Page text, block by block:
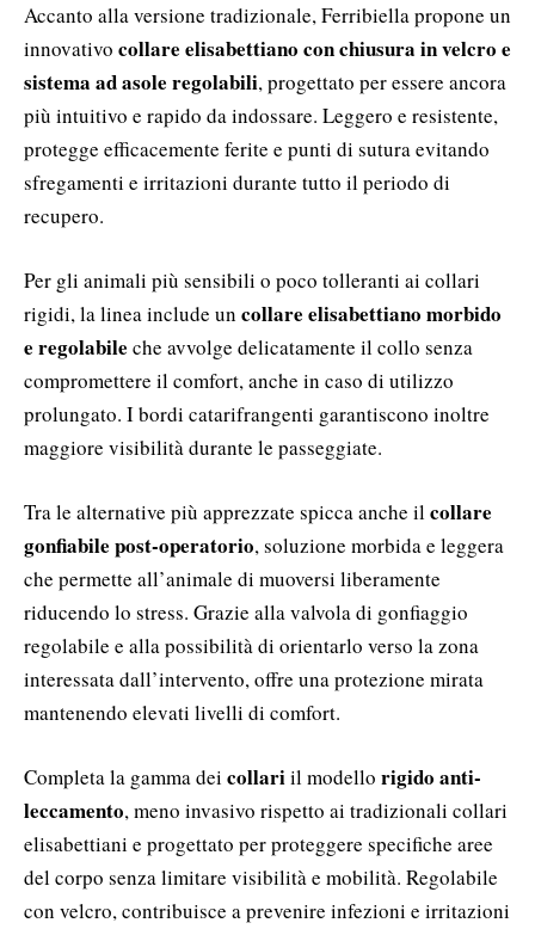
Accanto alla versione tradizionale, Ferribiella propone un
innovativo collare elisabettiano con chiusura in velcro e
sistema ad asole regolabili, progettato per essere ancora
più intuitivo e rapido da indossare. Leggero e resistente,
protegge efficacemente ferite e punti di sutura evitando
sfregamenti e irritazioni durante tutto il periodo di
recupero.
Per gli animali più sensibili o poco tolleranti ai collari
rigidi, la linea include un collare elisabettiano morbido
e regolabile che avvolge delicatamente il collo senza
compromettere il comfort, anche in caso di utilizzo
prolungato. I bordi catarifrangenti garantiscono inoltre
maggiore visibilità durante le passeggiate.
Tra le alternative più apprezzate spicca anche ilcollare
gonfiabile post-operatorio, soluzione morbida e leggera
che permette all’animale di muoversi liberamente
riducendo lo stress. Grazie alla valvola di gonfiaggio
regolabile e alla possibilità di orientarlo verso la zona
interessata dall’intervento, offre una protezione mirata
mantenendo elevati livelli di comfort.
Completa la gamma dei collariil modello rigido anti-
leccamento, meno invasivo rispetto ai tradizionali collari
elisabettiani e progettato per proteggere specifiche aree
del corpo senza limitare visibilità e mobilità. Regolabile
con velcro, contribuisce a prevenire infezioni e irritazioni